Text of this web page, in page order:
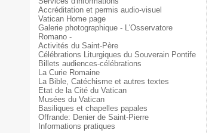
Accréditation et permis audio-visuel
Vatican Home page
Galerie photographique - L'Osservatore
Romano -
Activités du Saint-Père
Célébrations Liturgiques du Souverain Pontife
Billets audiences-célébrations
La Curie Romaine
La Bible, Catéchisme et autres textes
Etat de la Cité du Vatican
Musées du Vatican
Basiliques et chapelles papales
Offrande: Denier de Saint-Pierre
Informations pratiques